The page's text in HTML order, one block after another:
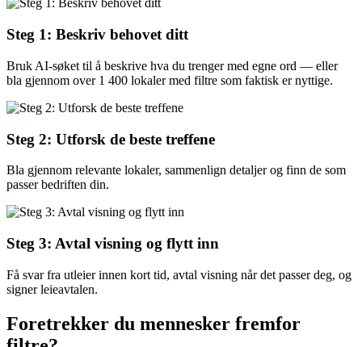
Steg 1: Beskriv behovet ditt
Bruk AI-søket til å beskrive hva du trenger med egne ord — eller
bla gjennom over 1 400 lokaler med filtre som faktisk er nyttige.
Steg 2: Utforsk de beste treffene
Bla gjennom relevante lokaler, sammenlign detaljer og finn de som
passer bedriften din.
Steg 3: Avtal visning og flytt inn
Få svar fra utleier innen kort tid, avtal visning når det passer deg, og
signer leieavtalen.
Foretrekker du mennesker fremfor